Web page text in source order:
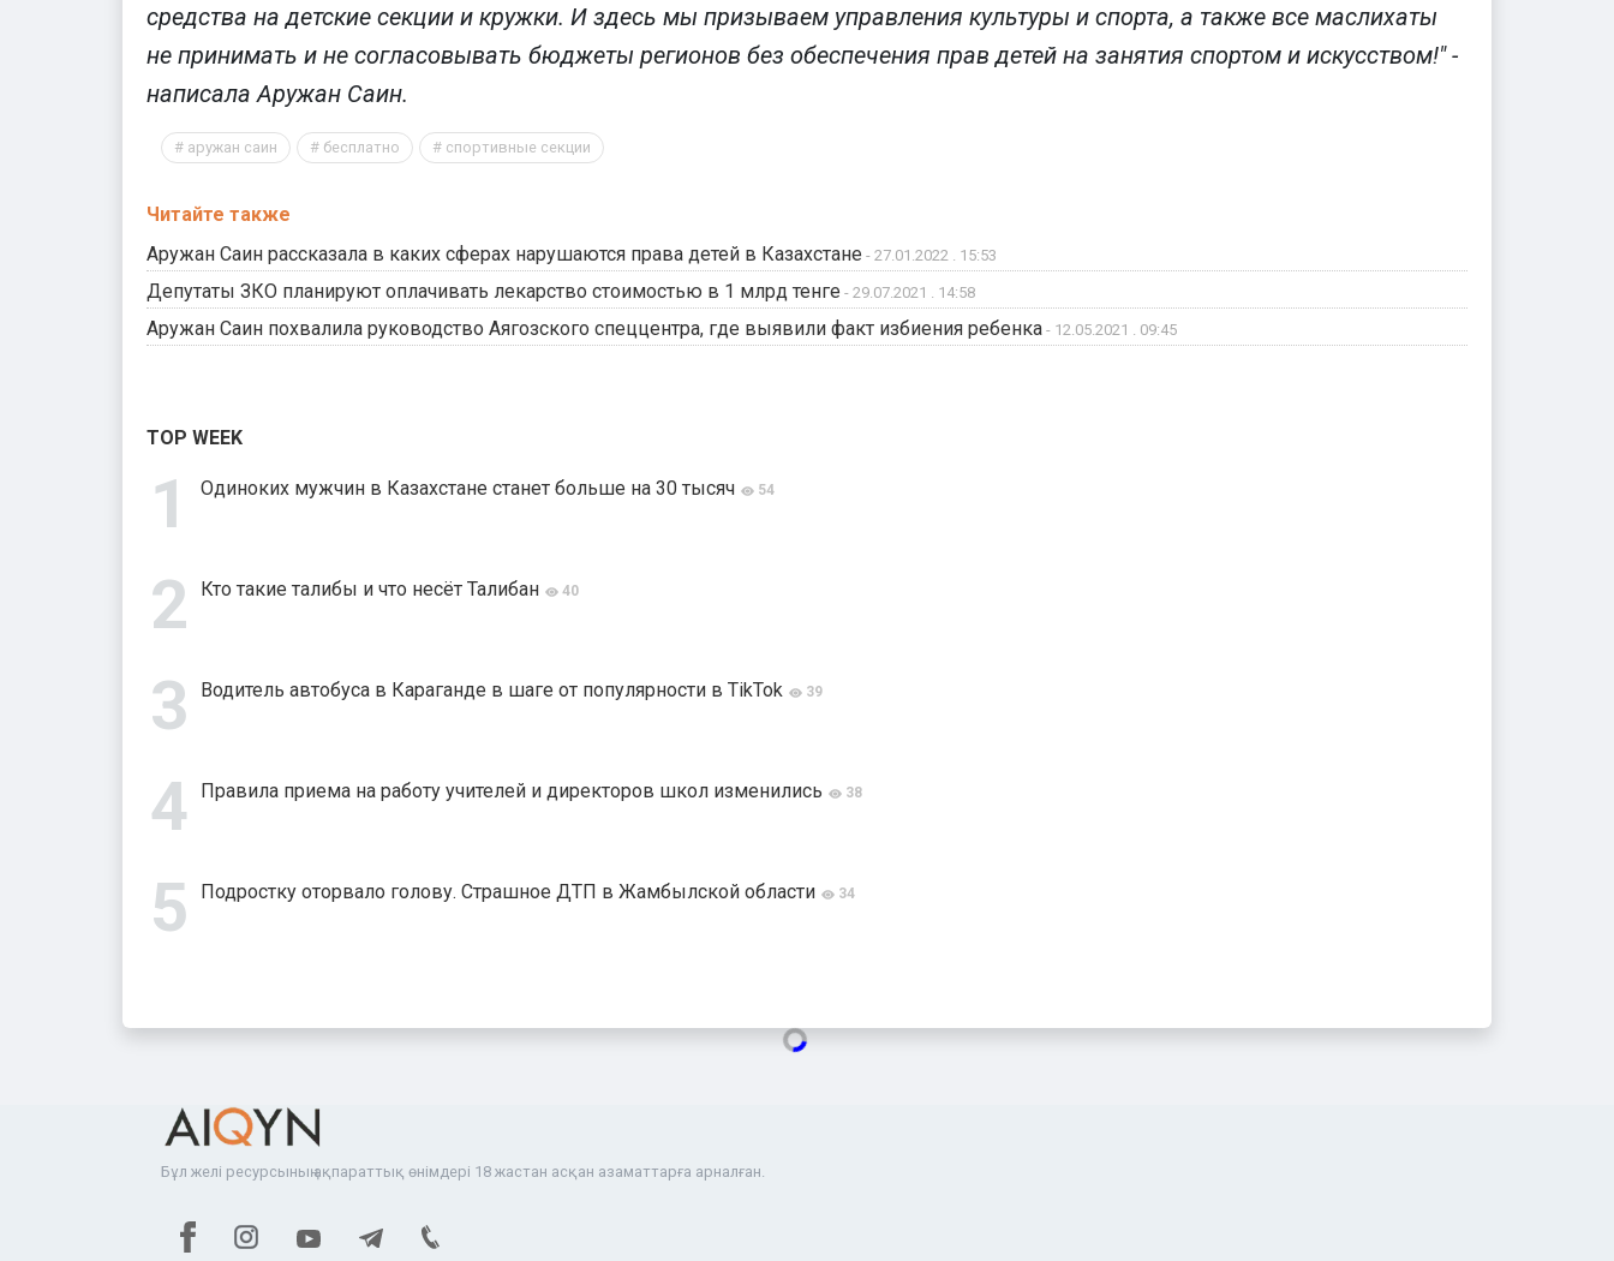
средства на детские секции и кружки. И здесь мы призываем управления культуры и спорта, а также все маслихаты
не принимать и не согласовывать бюджеты регионов без обеспечения прав детей на занятия спортом и искусством!" -
написала Аружан Саин.
аружан саин бесплатно спортивные секции
Читайте также
Аружан Саин рассказала в каких сферах нарушаются права детей в Казахстане - 27.01.2022 . 15:53
Депутаты ЗКО планируют оплачивать лекарство стоимостью в 1 млрд тенге - 29.07.2021 . 14:58
Аружан Саин похвалила руководство Аягозского спеццентра, где выявили факт избиения ребенка - 12.05.2021 . 09:45
TOP WEEK
Одиноких мужчин в Казахстане станет больше на 30 тысяч 54
Кто такие талибы и что несёт Талибан 40
Водитель автобуса в Караганде в шаге от популярности в TikTok 39
Правила приема на работу учителей и директоров школ изменились 38
Подростку оторвало голову. Страшное ДТП в Жамбылской области 34
Бұл желі ресурсының ақпараттық өнімдері 18 жастан асқан азаматтарға арналған.